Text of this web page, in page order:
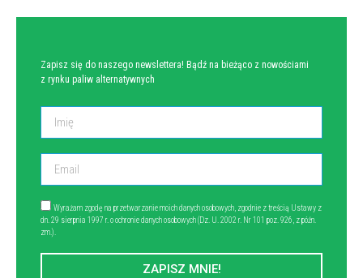
Zapisz się do naszego newslettera! Bądź na bieżąco z nowościami
z rynku paliw alternatywnych
Wyrażam zgodę na przetwarzanie moich danych osobowych, zgodnie z treścią Ustawy z
dn. 29 sierpnia 1997 r. o ochronie danych osobowych (Dz. U. 2002 r. Nr 101 poz. 926, z późn.
zm.).
ZAPISZ MNIE!